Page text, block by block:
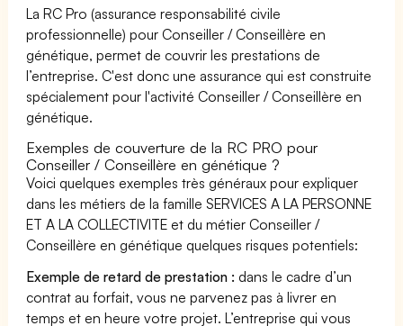
La RC Pro (assurance responsabilité civile
professionnelle) pour Conseiller / Conseillère en
génétique, permet de couvrir les prestations de
l’entreprise. C'est donc une assurance qui est construite
spécialement pour l'activité Conseiller / Conseillère en
génétique.
Exemples de couverture de la RC PRO pour
Conseiller / Conseillère en génétique ?
Voici quelques exemples très généraux pour expliquer
dans les métiers de la famille SERVICES A LA PERSONNE
ET A LA COLLECTIVITE et du métier Conseiller /
Conseillère en génétique quelques risques potentiels:
Exemple de retard de prestation : dans le cadre d’un
contrat au forfait, vous ne parvenez pas à livrer en
temps et en heure votre projet. L’entreprise qui vous